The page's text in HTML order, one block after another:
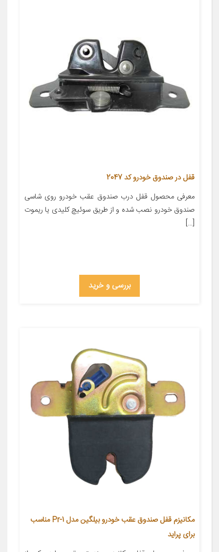
قفل در صندوق خودرو کد 2047
معرفی محصول قفل درب صندوق عقب خودرو روی شاسی
صندوق خودرو نصب شده و از طریق سوئیچ کلیدی یا ریموت
[…]
بررسی و خرید
مکانیزم قفل صندوق عقب خودرو بیلگین مدل Pr-1 مناسب
برای پراید